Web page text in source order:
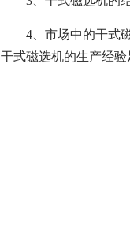
4、市场中的干式
干式磁选机的生产经验